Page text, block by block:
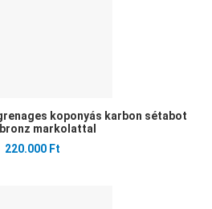
koponyás karbon sétabot
markolattal
220.000 Ft